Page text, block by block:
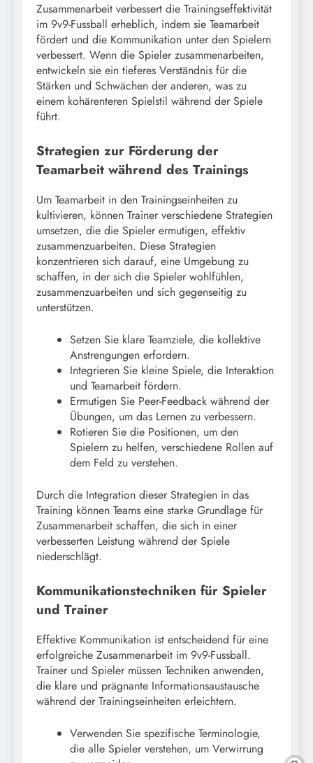
Zusammenarbeit verbessert die Trainingseffektivität
im 9v9-Fussball erheblich, indem sie Teamarbeit
fördert und die Kommunikation unter den Spielern
verbessert. Wenn die Spieler zusammenarbeiten,
entwickeln sie ein tieferes Verständnis für die
Stärken und Schwächen der anderen, was zu
einem kohärenteren Spielstil während der Spiele
führt.
Strategien zur Förderung der
Teamarbeit während des Trainings
Um Teamarbeit in den Trainingseinheiten zu
kultivieren, können Trainer verschiedene Strategien
umsetzen, die die Spieler ermutigen, effektiv
zusammenzuarbeiten. Diese Strategien
konzentrieren sich darauf, eine Umgebung zu
schaffen, in der sich die Spieler wohlfühlen,
zusammenzuarbeiten und sich gegenseitig zu
unterstützen.
Setzen Sie klare Teamziele, die kollektive
Anstrengungen erfordern.
Integrieren Sie kleine Spiele, die Interaktion
und Teamarbeit fördern.
Ermutigen Sie Peer-Feedback während der
Übungen, um das Lernen zu verbessern.
Rotieren Sie die Positionen, um den
Spielern zu helfen, verschiedene Rollen auf
dem Feld zu verstehen.
Durch die Integration dieser Strategien in das
Training können Teams eine starke Grundlage für
Zusammenarbeit schaffen, die sich in einer
verbesserten Leistung während der Spiele
niederschlägt.
Kommunikationstechniken für Spieler
und Trainer
Effektive Kommunikation ist entscheidend für eine
erfolgreiche Zusammenarbeit im 9v9-Fussball.
Trainer und Spieler müssen Techniken anwenden,
die klare und prägnante Informationsaustausche
während der Trainingseinheiten erleichtern.
Verwenden Sie spezifische Terminologie,
die alle Spieler verstehen, um Verwirrung